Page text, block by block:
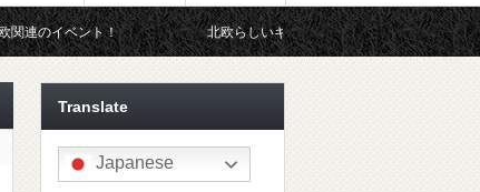
北欧らしいギフトをお探しの方はこちら♪
Translate
Japanese